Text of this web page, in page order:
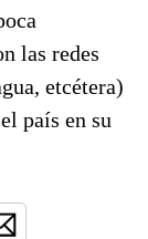
las redes
etcétera)
país en su